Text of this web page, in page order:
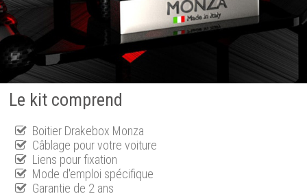
Le kit comprend
Boitier Drakebox Monza
Câblage pour votre voiture
Liens pour fixation
Mode d'emploi spécifique
Garantie de 2 ans